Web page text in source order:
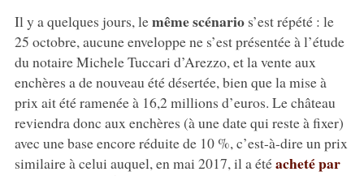
Il y a quelques jours, lemême scénarios’est répété : le
25 octobre, aucune enveloppe ne s’est présentée à l’étude
du notaire Michele Tuccari d’Arezzo, et la vente aux
enchères a de nouveau été désertée, bien que la mise à
prix ait été ramenée à 16,2 millions d’euros. Le château
reviendra donc aux enchères (à une date qui reste à fixer)
avec une base encore réduite de 10 %, c’est-à-dire un prix
similaire à celui auquel, en mai 2017, il a étéacheté par